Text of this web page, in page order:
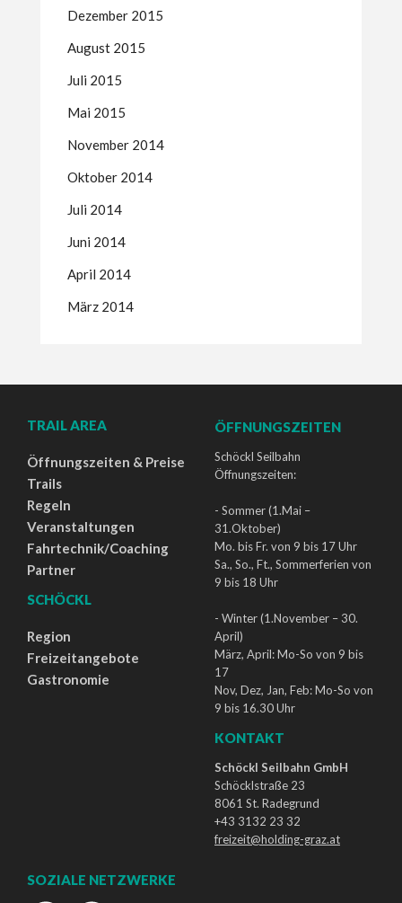
Dezember 2015
August 2015
Juli 2015
Mai 2015
November 2014
Oktober 2014
Juli 2014
Juni 2014
April 2014
März 2014
TRAIL AREA
Öffnungszeiten & Preise
Trails
Regeln
Veranstaltungen
Fahrtechnik/Coaching
Partner
SCHÖCKL
Region
Freizeitangebote
Gastronomie
ÖFFNUNGSZEITEN
Schöckl Seilbahn
Öffnungszeiten:
- Sommer (1.Mai –
31.Oktober)
Mo. bis Fr. von 9 bis 17 Uhr
Sa., So., Ft., Sommerferien von
9 bis 18 Uhr
- Winter (1.November – 30.
April)
März, April: Mo-So von 9 bis
17
Nov, Dez, Jan, Feb: Mo-So von
9 bis 16.30 Uhr
KONTAKT
Schöckl Seilbahn GmbH
Schöcklstraße 23
8061 St. Radegrund
+43 3132 23 32
freizeit@holding-graz.at
SOZIALE NETZWERKE